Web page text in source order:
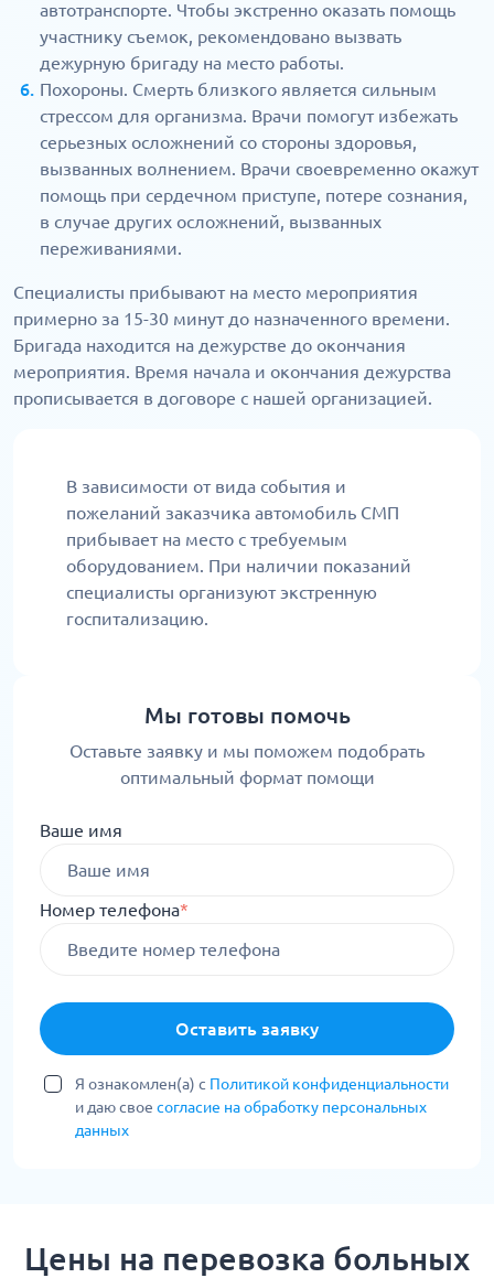
автотранспорте. Чтобы экстренно оказать помощь
участнику съемок, рекомендовано вызвать
дежурную бригаду на место работы.
Похороны. Смерть близкого является сильным
стрессом для организма. Врачи помогут избежать
серьезных осложнений со стороны здоровья,
вызванных волнением. Врачи своевременно окажут
помощь при сердечном приступе, потере сознания,
в случае других осложнений, вызванных
переживаниями.
Специалисты прибывают на место мероприятия
примерно за 15-30 минут до назначенного времени.
Бригада находится на дежурстве до окончания
мероприятия. Время начала и окончания дежурства
прописывается в договоре с нашей организацией.
В зависимости от вида события и
пожеланий заказчика автомобиль СМП
прибывает на место с требуемым
оборудованием. При наличии показаний
специалисты организуют экстренную
госпитализацию.
Мы готовы помочь
Оставьте заявку и мы поможем подобрать
оптимальный формат помощи
Ваше имя
Номер телефона*
Оставить заявку
Я ознакомлен(а) с Политикой конфиденциальности
и даю свое согласие на обработку персональных
данных
Цены на перевозка больных